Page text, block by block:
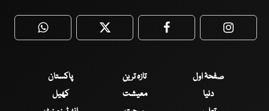
WhatsApp Twitter Facebook
صفحۂ اول تازہ ترین
پاکستان
دنیا
معیشت
کھیل